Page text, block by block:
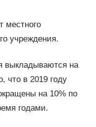
местного
учреждения.
выкладываются на
что в 2019 году
на 10% по
годами.